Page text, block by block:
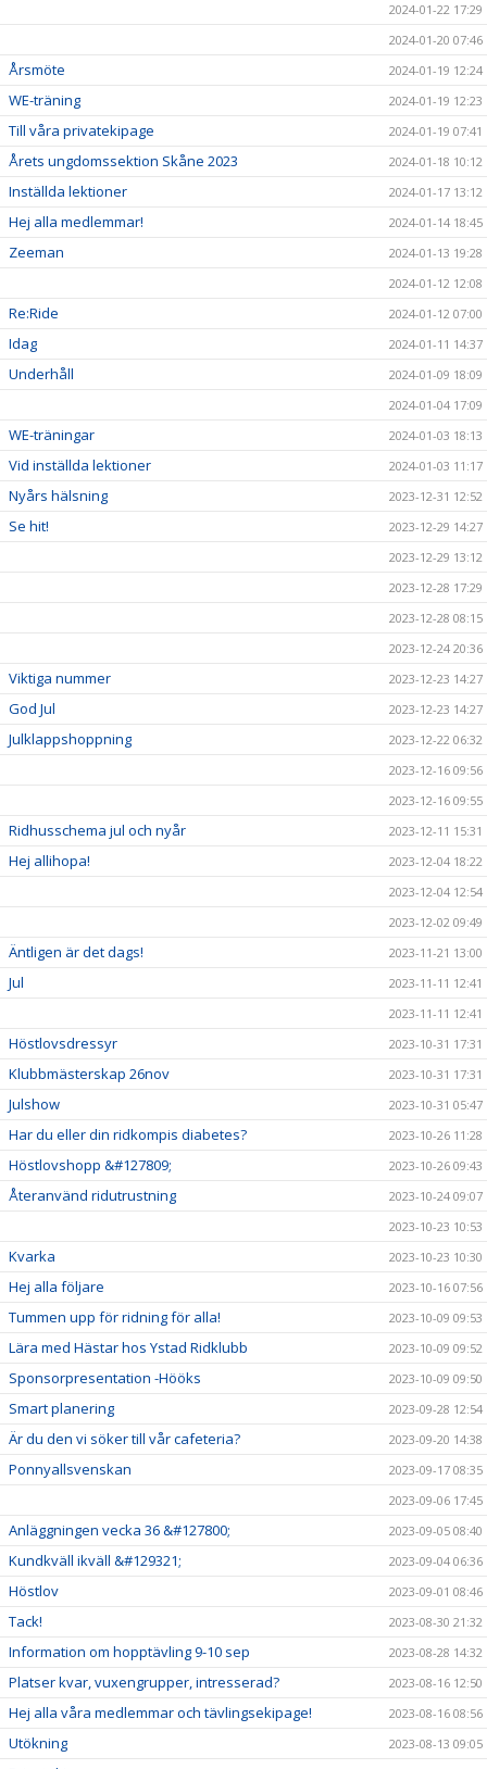
2024-01-22 17:29
2024-01-20 07:46
Årsmöte 2024-01-19 12:24
WE-träning 2024-01-19 12:23
Till våra privatekipage 2024-01-19 07:41
Årets ungdomssektion Skåne 2023 2024-01-18 10:12
Inställda lektioner 2024-01-17 13:12
Hej alla medlemmar! 2024-01-14 18:45
Zeeman
2024-01-13 19:28
2024-01-12 12:08
Re:Ride 2024-01-12 07:00
Idag 2024-01-11 14:37
Underhåll
2024-01-09 18:09
2024-01-04 17:09
WE-träningar 2024-01-03 18:13
Vid inställda lektioner 2024-01-03 11:17
Nyårs hälsning 2023-12-31 12:52
Se hit!
2023-12-29 14:27
2023-12-29 13:12
2023-12-28 17:29
2023-12-28 08:15
2023-12-24 20:36
Viktiga nummer 2023-12-23 14:27
God Jul 2023-12-23 14:27
Julklappshoppning
2023-12-22 06:32
2023-12-16 09:56
2023-12-16 09:55
Ridhusschema jul och nyår 2023-12-11 15:31
Hej allihopa!
2023-12-04 18:22
2023-12-04 12:54
2023-12-02 09:49
Äntligen är det dags! 2023-11-21 13:00
Jul
2023-11-11 12:41
2023-11-11 12:41
Höstlovsdressyr 2023-10-31 17:31
Klubbmästerskap 26nov 2023-10-31 17:31
Julshow 2023-10-31 05:47
Har du eller din ridkompis diabetes? 2023-10-26 11:28
Höstlovshopp &#127809; 2023-10-26 09:43
Återanvänd ridutrustning
2023-10-24 09:07
2023-10-23 10:53
Kvarka 2023-10-23 10:30
Hej alla följare 2023-10-16 07:56
Tummen upp för ridning för alla! 2023-10-09 09:53
Lära med Hästar hos Ystad Ridklubb 2023-10-09 09:52
Sponsorpresentation -Hööks 2023-10-09 09:50
Smart planering 2023-09-28 12:54
Är du den vi söker till vår cafeteria? 2023-09-20 14:38
Ponnyallsvenskan
2023-09-17 08:35
2023-09-06 17:45
Anläggningen vecka 36 &#127800; 2023-09-05 08:40
Kundkväll ikväll &#129321; 2023-09-04 06:36
Höstlov 2023-09-01 08:46
Tack! 2023-08-30 21:32
Information om hopptävling 9-10 sep 2023-08-28 14:32
Platser kvar, vuxengrupper, intresserad? 2023-08-16 12:50
Hej alla våra medlemmar och tävlingsekipage! 2023-08-16 08:56
Utökning 2023-08-13 09:05